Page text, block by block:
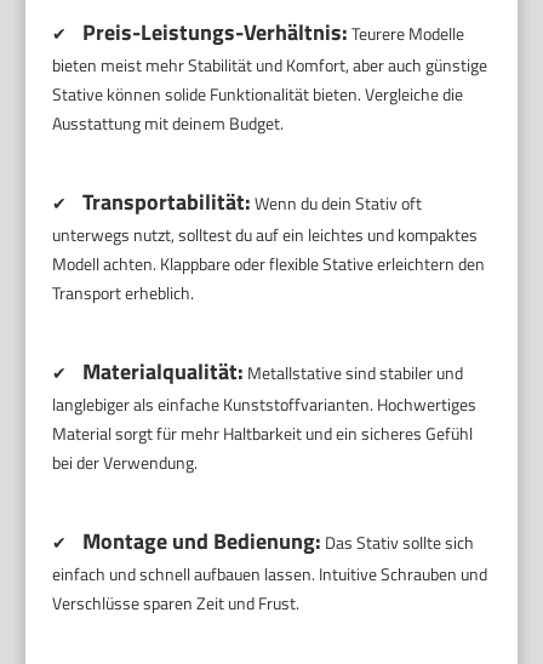
✔ Preis-Leistungs-Verhältnis:Teurere Modelle
bieten meist mehr Stabilität und Komfort, aber auch günstige
Stative können solide Funktionalität bieten. Vergleiche die
Ausstattung mit deinem Budget.
✔ Transportabilität:Wenn du dein Stativ oft
unterwegs nutzt, solltest du auf ein leichtes und kompaktes
Modell achten. Klappbare oder flexible Stative erleichtern den
Transport erheblich.
✔ Materialqualität: Metallstative sind stabiler und
langlebiger als einfache Kunststoffvarianten. Hochwertiges
Material sorgt für mehr Haltbarkeit und ein sicheres Gefühl
bei der Verwendung.
✔ Montage und Bedienung: Das Stativ sollte sich
einfach und schnell aufbauen lassen. Intuitive Schrauben und
Verschlüsse sparen Zeit und Frust.